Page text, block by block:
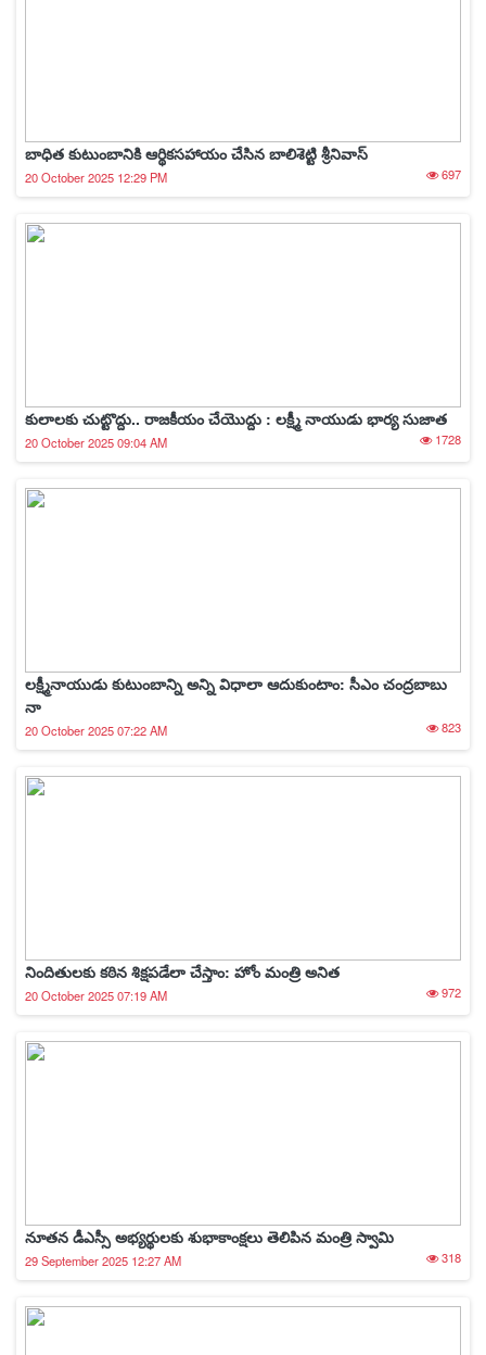
బాధిత కుటుంబానికి ఆర్థికసహాయం చేసిన బాలిశెట్టి శ్రీనివాస్
20 October 2025 12:29 PM 697
కులాలకు చుట్టొద్దు.. రాజకీయం చేయొద్దు : లక్ష్మీ నాయుడు భార్య సుజాత
20 October 2025 09:04 AM 1728
లక్ష్మీనాయుడు కుటుంబాన్ని అన్ని విధాలా ఆదుకుంటాం: సీఎం చంద్రబాబు
నా
20 October 2025 07:22 AM 823
నిందితులకు కఠిన శిక్షపడేలా చేస్తాం: హోం మంత్రి అనిత
20 October 2025 07:19 AM 972
నూతన డీఎస్సీ అభ్యర్థులకు శుభాకాంక్షలు తెలిపిన మంత్రి స్వామి
29 September 2025 12:27 AM 318